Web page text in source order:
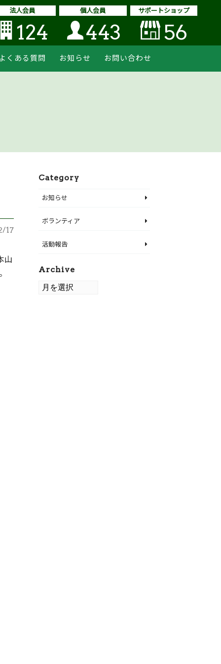
法人会員
124
個人会員
443
サポートショップ
56
くある質問 お知らせ お問い合わせ
17
山
Category
お知らせ
ボランティア
活動報告
Archive